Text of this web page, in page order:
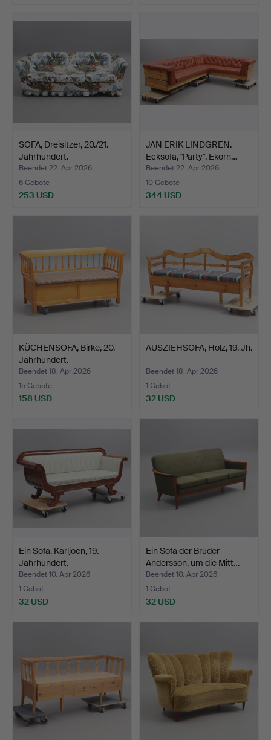
SOFA, Dreisitzer, 20./21.
Jahrhundert.
Beendet 22. Apr 2026
6 Gebote
253 USD
JAN ERIK LINDGREN.
Ecksofa, "Party", Ekorn…
Beendet 22. Apr 2026
10 Gebote
344 USD
KÜCHENSOFA, Birke, 20.
Jahrhundert.
Beendet 18. Apr 2026
15 Gebote
158 USD
AUSZIEHSOFA, Holz, 19. Jh.
Beendet 18. Apr 2026
1 Gebot
32 USD
Ein Sofa, Karljoen, 19.
Jahrhundert.
Beendet 10. Apr 2026
1 Gebot
32 USD
Ein Sofa der Brüder
Andersson, um die Mitt…
Beendet 10. Apr 2026
1 Gebot
32 USD